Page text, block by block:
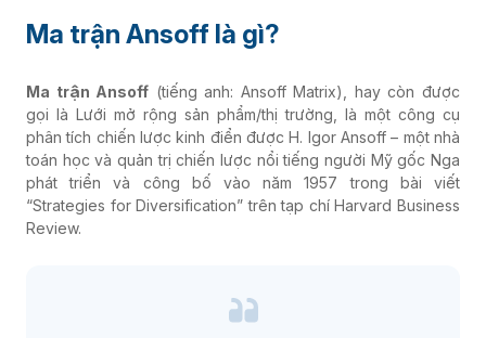
Ma trận Ansoff là gì?
Ma trận Ansoff (tiếng anh: Ansoff Matrix), hay còn được
gọi là Lưới mở rộng sản phẩm/thị trường, là một công cụ
phân tích chiến lược kinh điển được H. Igor Ansoff – một nhà
toán học và quản trị chiến lược nổi tiếng người Mỹ gốc Nga
phát triển và công bố vào năm 1957 trong bài viết
“Strategies for Diversification” trên tạp chí Harvard Business
Review.